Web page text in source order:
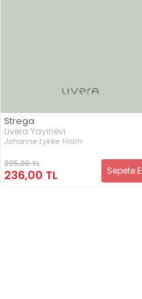
Strega
Livera Yayınevi
Johanne Lykke Holm
295,00 TL
236,00 TL Sepete